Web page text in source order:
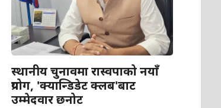
स्थानीय चुनावमा रास्वपाको नयाँ
प्रयोग, 'क्यान्डिडेट क्लब'बाट
उम्मेदवार छनोट